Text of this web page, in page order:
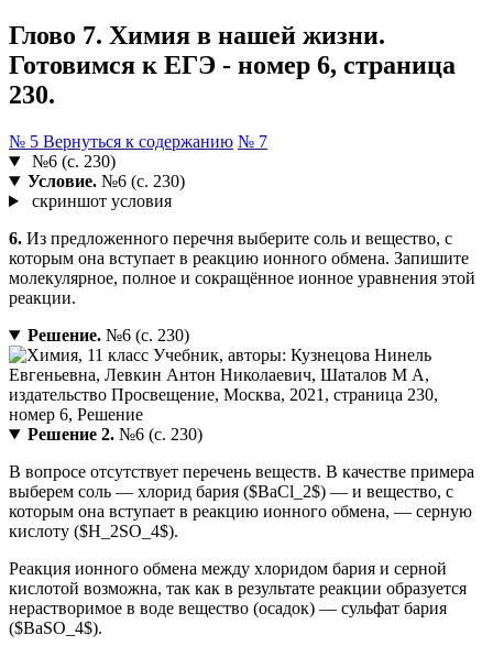
Глово 7. Химия в нашей жизни.
Готовимся к ЕГЭ - номер 6, страница
230.
№ 5 Вернуться к содержанию № 7
№6 (с. 230)
Условие.№6 (с. 230)
скриншот условия
6. Из предложенного перечня выберите соль и вещество, с
которым она вступает в реакцию ионного обмена. Запишите
молекулярное, полное и сокращённое ионное уравнения этой
реакции.
Решение.№6 (с. 230)
Решение 2.№6 (с. 230)
В вопросе отсутствует перечень веществ. В качестве примера
выберем соль — хлорид бария ($BaCl_2$) — и вещество, с
которым она вступает в реакцию ионного обмена, — серную
кислоту ($H_2SO_4$).
Реакция ионного обмена между хлоридом бария и серной
кислотой возможна, так как в результате реакции образуется
нерастворимое в воде вещество (осадок) — сульфат бария
($BaSO_4$).